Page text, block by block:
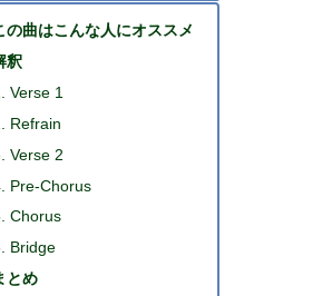
の曲はこんな人にオススメ
釈
Verse 1
Refrain
Verse 2
Pre-Chorus
Chorus
Bridge
とめ